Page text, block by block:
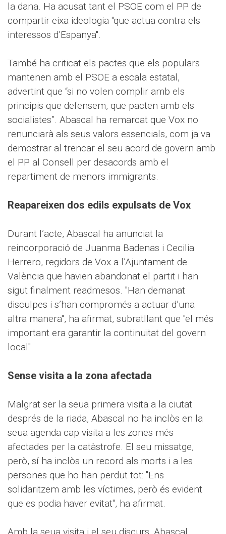
la dana. Ha acusat tant el PSOE com el PP de
compartir eixa ideologia "que actua contra els
interessos d’Espanya".
També ha criticat els pactes que els populars
mantenen amb el PSOE a escala estatal,
advertint que “si no volen complir amb els
principis que defensem, que pacten amb els
socialistes”. Abascal ha remarcat que Vox no
renunciarà als seus valors essencials, com ja va
demostrar al trencar el seu acord de govern amb
el PP al Consell per desacords amb el
repartiment de menors immigrants.
Reapareixen dos edils expulsats de Vox
Durant l’acte, Abascal ha anunciat la
reincorporació de Juanma Badenas i Cecilia
Herrero, regidors de Vox a l’Ajuntament de
València que havien abandonat el partit i han
sigut finalment readmesos. "Han demanat
disculpes i s’han compromés a actuar d’una
altra manera", ha afirmat, subratllant que "el més
important era garantir la continuïtat del govern
local".
Sense visita a la zona afectada
Malgrat ser la seua primera visita a la ciutat
després de la riada, Abascal no ha inclòs en la
seua agenda cap visita a les zones més
afectades per la catàstrofe. El seu missatge,
però, sí ha inclòs un record als morts i a les
persones que ho han perdut tot: "Ens
solidaritzem amb les víctimes, però és evident
que es podia haver evitat", ha afirmat.